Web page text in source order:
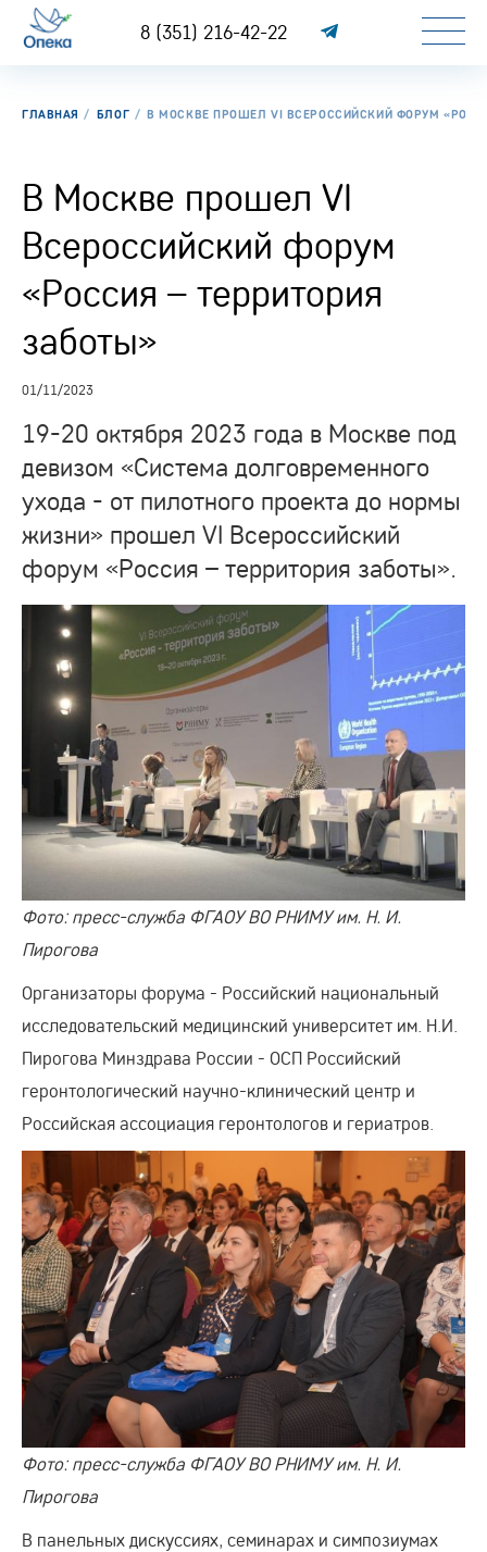
8 (351) 216-42-22
ГЛАВНАЯ БЛОГ В МОСКВЕ ПРОШЕЛ VI ВСЕРОССИЙСКИЙ ФОРУМ
В Москве прошел VI
Всероссийский форум
«Россия – территория
заботы»
01/11/2023
19-20 октября 2023 года в Москве под
девизом «Система долговременного
ухода - от пилотного проекта до нормы
жизни» прошел VI Всероссийский
форум «Россия – территория заботы».
Фото: пресс-служба ФГАОУ ВО РНИМУ им. Н. И.
Пирогова
Организаторы форума - Российский национальный
исследовательский медицинский университет им. Н.И.
Пирогова Минздрава России - ОСП Российский
геронтологический научно-клинический центр и
Российская ассоциация геронтологов и гериатров.
Фото: пресс-служба ФГАОУ ВО РНИМУ им. Н. И.
Пирогова
В панельных дискуссиях, семинарах и симпозиумах